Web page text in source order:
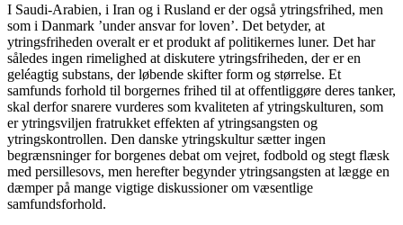
I Saudi-Arabien, i Iran og i Rusland er der også ytringsfrihed, men
som i Danmark ’under ansvar for loven’. Det betyder, at
ytringsfriheden overalt er et produkt af politikernes luner. Det har
således ingen rimelighed at diskutere ytringsfriheden, der er en
geléagtig substans, der løbende skifter form og størrelse. Et
samfunds forhold til borgernes frihed til at offentliggøre deres tanker,
skal derfor snarere vurderes som kvaliteten af ytringskulturen, som
er ytringsviljen fratrukket effekten af ytringsangsten og
ytringskontrollen. Den danske ytringskultur sætter ingen
begrænsninger for borgenes debat om vejret, fodbold og stegt flæsk
med persillesovs, men herefter begynder ytringsangsten at lægge en
dæmper på mange vigtige diskussioner om væsentlige
samfundsforhold.